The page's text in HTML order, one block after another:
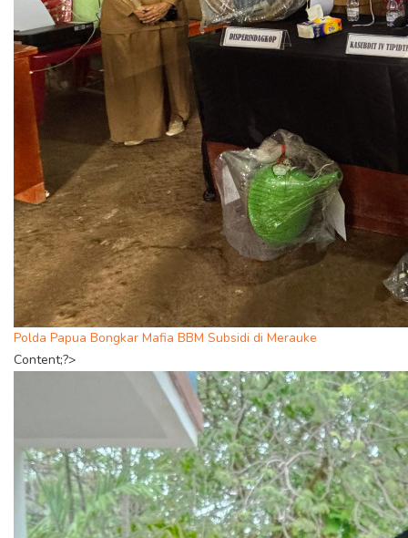
Polda Papua Bongkar Mafia BBM Subsidi di Merauke
Content;?>